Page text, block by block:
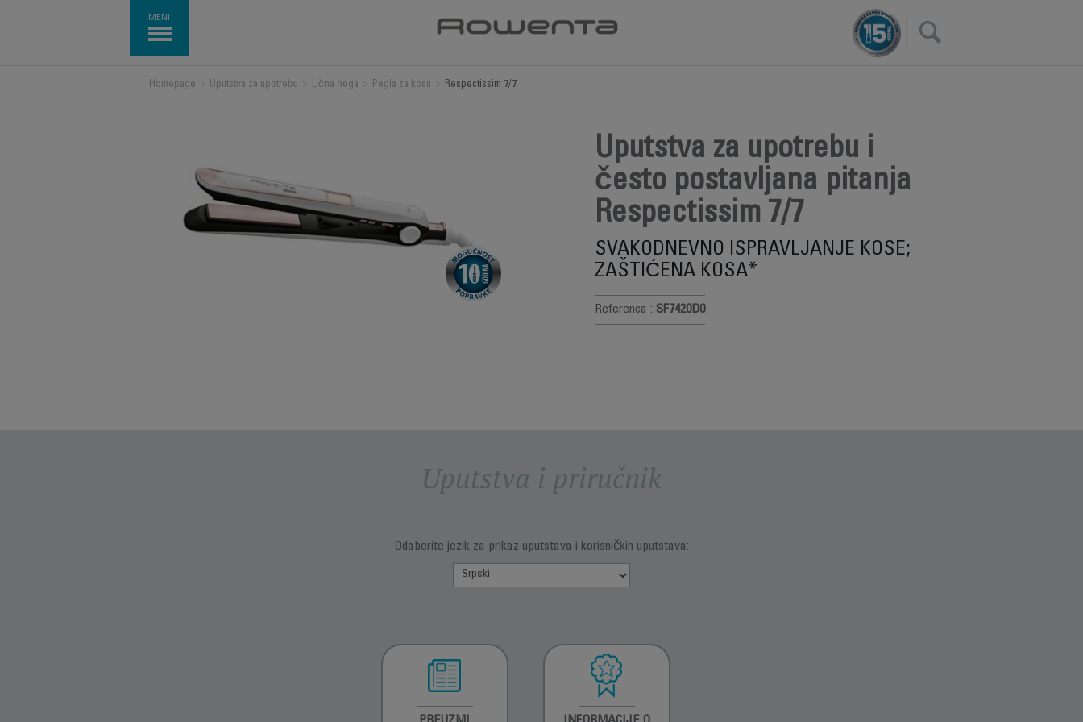
MENI
×
Homepage Uputstva za upotrebu Lična nega Pegla za kosu Respectissim 7/7
Uputstva za upotrebu i
često postavljana pitanja
Respectissim 7/7
SVAKODNEVNO ISPRAVLJANJE KOSE;
ZAŠTIĆENA KOSA*
Referenca : SF7420D0
Uputstva i priručnik
Odaberite jezik za prikaz uputstava i korisničkih uputstava: